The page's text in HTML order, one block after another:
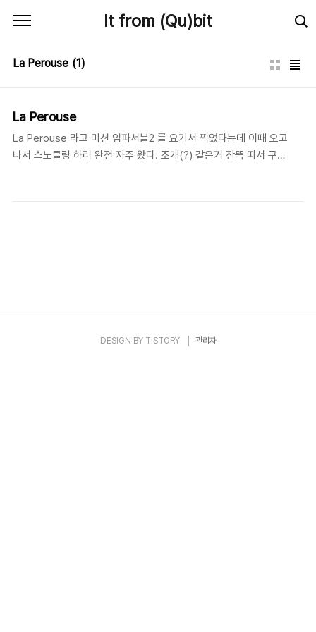
It from (Qu)bit
La Perouse (1)
La Perouse
La Perouse 라고 미션 임파서블2 를 요기서 찍었다는데 이때 오고
나서 스노클링 하러 완전 자주 왔다. 조개(?) 같은거 잔뜩 따서 구워
DESIGN BY TISTORY 관리자